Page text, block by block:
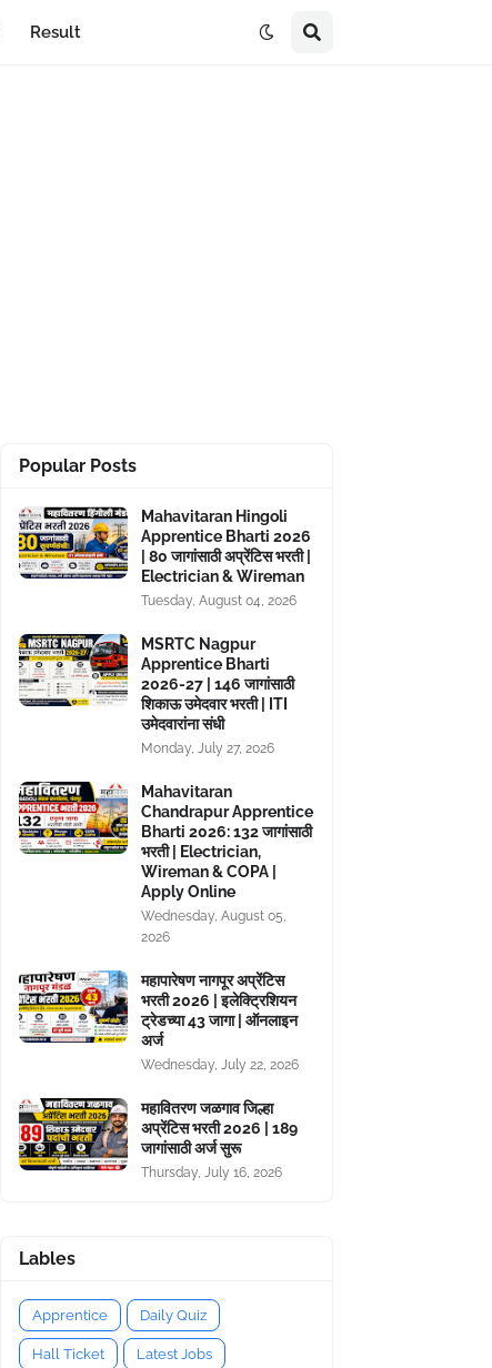
Result
Popular Posts
Mahavitaran Hingoli
Apprentice Bharti 2026
| 80 जागांसाठी अप्रेंटिस भरती |
Electrician & Wireman
Tuesday, August 04, 2026
MSRTC Nagpur
Apprentice Bharti
2026-27 | 146 जागांसाठी
शिकाऊ उमेदवार भरती | ITI
उमेदवारांना संधी
Monday, July 27, 2026
Mahavitaran
Chandrapur Apprentice
Bharti 2026: 132 जागांसाठी
भरती | Electrician,
Wireman & COPA |
Apply Online
Wednesday, August 05,
2026
महापारेषण नागपूर अप्रेंटिस
भरती 2026 | इलेक्ट्रिशियन
ट्रेडच्या 43 जागा | ऑनलाइन
अर्ज
Wednesday, July 22, 2026
महावितरण जळगाव जिल्हा
अप्रेंटिस भरती 2026 | 189
जागांसाठी अर्ज सुरू
Thursday, July 16, 2026
Lables
Apprentice Daily Quiz
Hall Ticket Latest Jobs